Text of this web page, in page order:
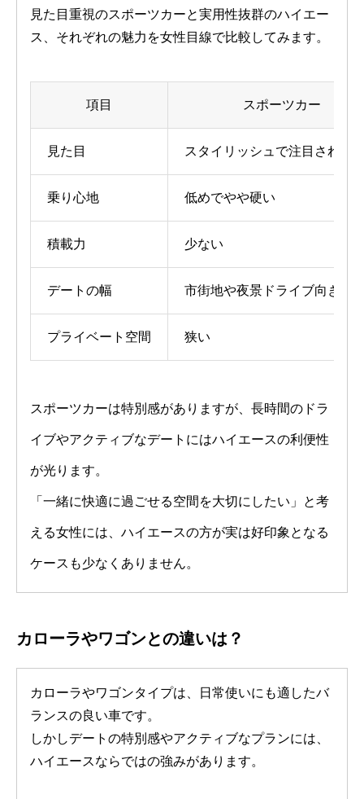
見た目重視のスポーツカーと実用性抜群のハイエー
ス、それぞれの魅力を女性目線で比較してみます。
項目 スポーツカー
見た目 スタイリッシュで注目されや
乗り心地 低めでやや硬い
積載力 少ない
デートの幅 市街地や夜景ドライブ向き
プライベート空間 狭い
スポーツカーは特別感がありますが、長時間のドラ
イブやアクティブなデートにはハイエースの利便性
が光ります。
「一緒に快適に過ごせる空間を大切にしたい」と考
える女性には、ハイエースの方が実は好印象となる
ケースも少なくありません。
カローラやワゴンとの違いは？
カローラやワゴンタイプは、日常使いにも適したバ
ランスの良い車です。
しかしデートの特別感やアクティブなプランには、
ハイエースならではの強みがあります。